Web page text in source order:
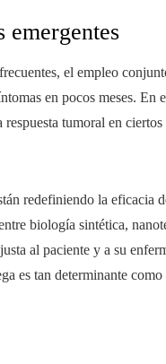
emergentes
el empleo
en pocos meses.
tumoral en
redefiniendo la eficacia
biología sintética,
al paciente y a su
es tan determinante